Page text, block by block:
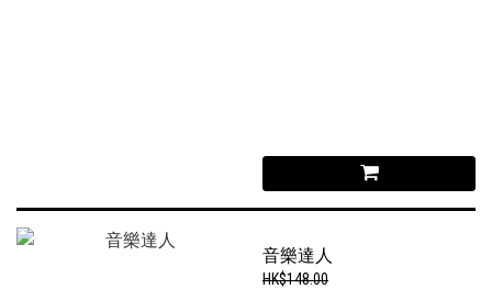
音樂達人
HK$148.00